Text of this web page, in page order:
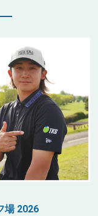
場 2026